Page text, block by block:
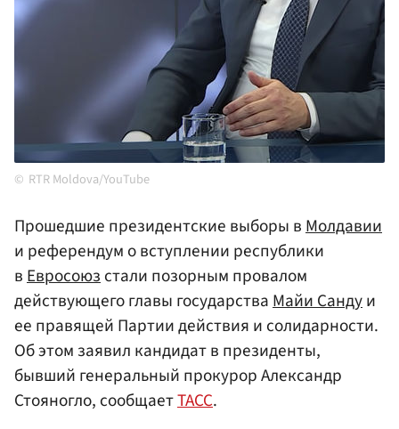
RTR Moldova/YouTube
Прошедшие президентские выборы вМолдавии
и референдум о вступлении республики
вЕвросоюзстали позорным провалом
действующего главы государстваМайи Сандуи
ее правящей Партии действия и солидарности.
Об этом заявил кандидат в президенты,
бывший генеральный прокурор Александр
Стояногло, сообщаетТАСС.